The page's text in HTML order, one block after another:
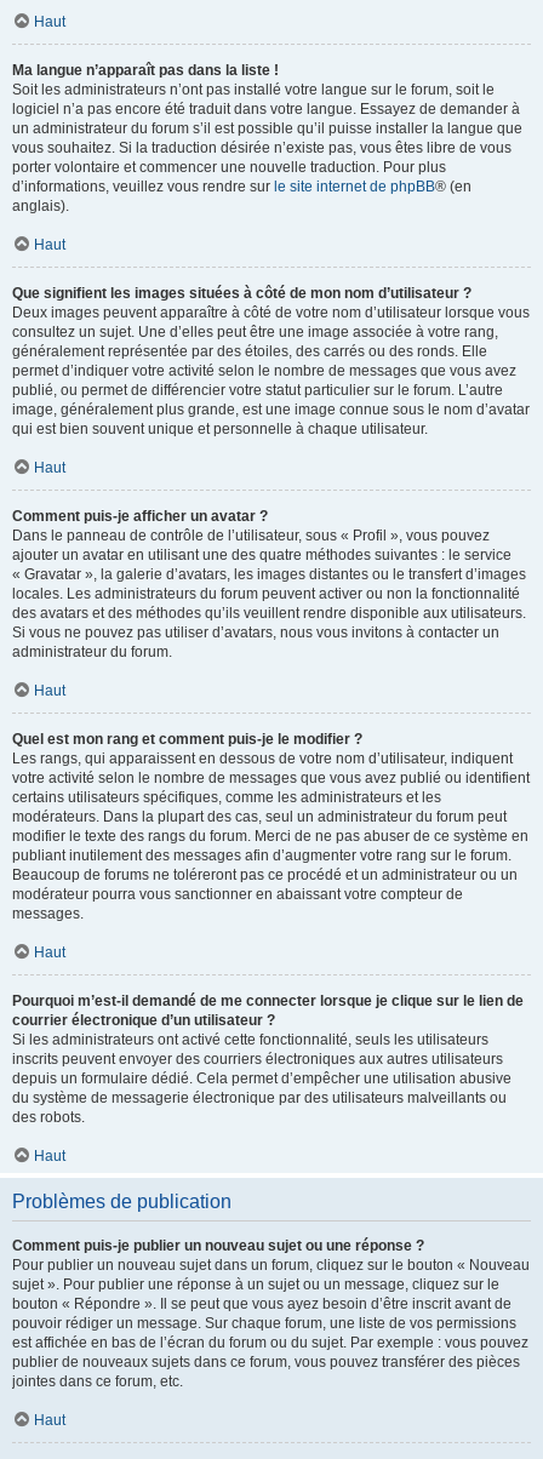
Haut
Ma langue n’apparaît pas dans la liste !
Soit les administrateurs n’ont pas installé votre langue sur le forum, soit le
logiciel n’a pas encore été traduit dans votre langue. Essayez de demander à
un administrateur du forum s’il est possible qu’il puisse installer la langue que
vous souhaitez. Si la traduction désirée n’existe pas, vous êtes libre de vous
porter volontaire et commencer une nouvelle traduction. Pour plus
d’informations, veuillez vous rendre sur le site internet de phpBB® (en
anglais).
Haut
Que signifient les images situées à côté de mon nom d’utilisateur ?
Deux images peuvent apparaître à côté de votre nom d’utilisateur lorsque vous
consultez un sujet. Une d’elles peut être une image associée à votre rang,
généralement représentée par des étoiles, des carrés ou des ronds. Elle
permet d’indiquer votre activité selon le nombre de messages que vous avez
publié, ou permet de différencier votre statut particulier sur le forum. L’autre
image, généralement plus grande, est une image connue sous le nom d’avatar
qui est bien souvent unique et personnelle à chaque utilisateur.
Haut
Comment puis-je afficher un avatar ?
Dans le panneau de contrôle de l’utilisateur, sous « Profil », vous pouvez
ajouter un avatar en utilisant une des quatre méthodes suivantes : le service
« Gravatar », la galerie d’avatars, les images distantes ou le transfert d’images
locales. Les administrateurs du forum peuvent activer ou non la fonctionnalité
des avatars et des méthodes qu’ils veuillent rendre disponible aux utilisateurs.
Si vous ne pouvez pas utiliser d’avatars, nous vous invitons à contacter un
administrateur du forum.
Haut
Quel est mon rang et comment puis-je le modifier ?
Les rangs, qui apparaissent en dessous de votre nom d’utilisateur, indiquent
votre activité selon le nombre de messages que vous avez publié ou identifient
certains utilisateurs spécifiques, comme les administrateurs et les
modérateurs. Dans la plupart des cas, seul un administrateur du forum peut
modifier le texte des rangs du forum. Merci de ne pas abuser de ce système en
publiant inutilement des messages afin d’augmenter votre rang sur le forum.
Beaucoup de forums ne toléreront pas ce procédé et un administrateur ou un
modérateur pourra vous sanctionner en abaissant votre compteur de
messages.
Haut
Pourquoi m’est-il demandé de me connecter lorsque je clique sur le lien de
courrier électronique d’un utilisateur ?
Si les administrateurs ont activé cette fonctionnalité, seuls les utilisateurs
inscrits peuvent envoyer des courriers électroniques aux autres utilisateurs
depuis un formulaire dédié. Cela permet d’empêcher une utilisation abusive
du système de messagerie électronique par des utilisateurs malveillants ou
des robots.
Haut
Problèmes de publication
Comment puis-je publier un nouveau sujet ou une réponse ?
Pour publier un nouveau sujet dans un forum, cliquez sur le bouton « Nouveau
sujet ». Pour publier une réponse à un sujet ou un message, cliquez sur le
bouton « Répondre ». Il se peut que vous ayez besoin d’être inscrit avant de
pouvoir rédiger un message. Sur chaque forum, une liste de vos permissions
est affichée en bas de l’écran du forum ou du sujet. Par exemple : vous pouvez
publier de nouveaux sujets dans ce forum, vous pouvez transférer des pièces
jointes dans ce forum, etc.
Haut